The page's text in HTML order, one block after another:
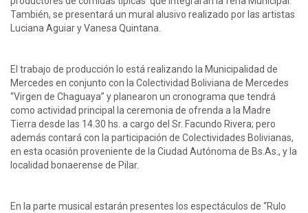
También, se presentará un mural alusivo realizado por las artistas
Luciana Aguiar y Vanesa Quintana.
El trabajo de producción lo está realizando la Municipalidad de
Mercedes en conjunto con la Colectividad Boliviana de Mercedes
“Virgen de Chaguaya” y planearon un cronograma que tendrá
como actividad principal la ceremonia de ofrenda a la Madre
Tierra desde las 14.30 hs. a cargo del Sr. Facundo Rivera; pero
además contará con la participación de Colectividades Bolivianas,
en esta ocasión proveniente de la Ciudad Autónoma de Bs.As., y la
localidad bonaerense de Pilar.
En la parte musical estarán presentes los espectáculos de “Rulo